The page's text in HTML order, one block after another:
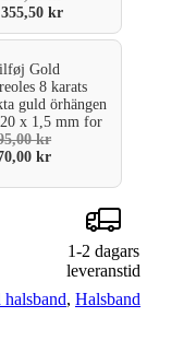
355,50kr
Gold
8 karats
guld örhängen
x 1,5 mmfor
kr
kr
1-2 dagars
leveranstid
, Halsband